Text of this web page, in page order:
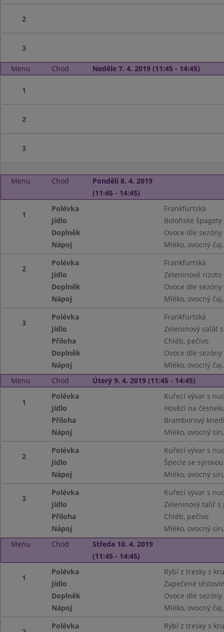
2
3
Menu Chod Neděle 7. 4. 2019 (11:45 - 14:45)
1
2
3
Menu Chod
Pondělí 8. 4. 2019
(11:45 - 14:45)
1
Polévka
Frankfurtská
Jídlo
Boloňské
Doplněk
Ovoce dle sezóny
Nápoj
Mléko, ovocný
2
Polévka
Frankfurtská
Jídlo
Zeleninové
Doplněk
Ovoce dle sezóny
Nápoj
Mléko, ovocný
3
Polévka
Frankfurtská
Jídlo
Zeleninový salát
Příloha
Chléb, pečivo
Doplněk
Ovoce dle sezóny
Nápoj
Mléko, ovocný
Menu
Chod Úterý 9. 4. 2019 (11:45 - 14:45)
1
Polévka
Kuřecí vývar s
Jídlo
Hovězí na
Příloha
Bramborový
Nápoj
Mléko, ovocný
2
Polévka
Kuřecí vývar s
Jídlo
Špecle se
Nápoj
Mléko, ovocný
3
Polévka
Kuřecí vývar s
Jídlo
Zeleninový talíř s
Příloha
Chléb, pečivo
Nápoj
Mléko, ovocný
Menu
Chod
Středa 10. 4. 2019
(11:45 - 14:45)
1
Polévka
Rybí z tresky s
Jídlo
Zapečené
Doplněk
Ovoce dle sezóny
Nápoj
Mléko, ovocný
Polévka Rybí z tresky s